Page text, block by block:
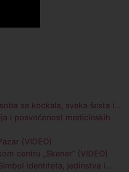
se kockala, svaka šesta i…
i posvećenost medicinskih
(VIDEO)
centru „Skener“ (VIDEO)
identiteta, jedinstva i…